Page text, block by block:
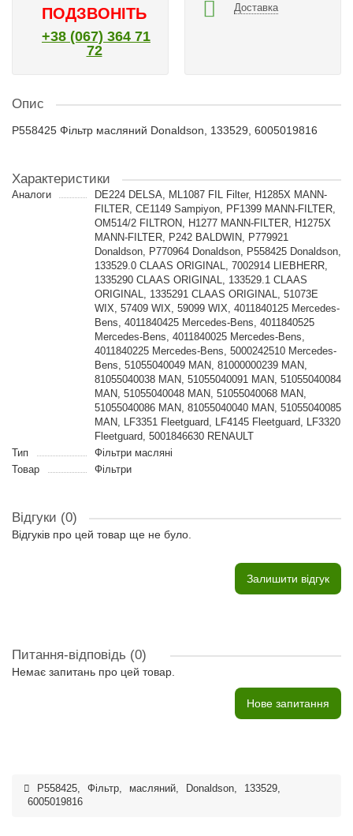
ПОДЗВОНІТЬ
+38 (067) 364 71
72
Доставка
Опис
P558425 Фільтр масляний Donaldson, 133529, 6005019816
Характеристики
Аналоги
DE224 DELSA, ML1087 FIL Filter, H1285X MANN-
FILTER, CE1149 Sampiyon, PF1399 MANN-FILTER,
OM514/2 FILTRON, H1277 MANN-FILTER, H1275X
MANN-FILTER, P242 BALDWIN, P779921
Donaldson, P770964 Donaldson, P558425 Donaldson,
133529.0 CLAAS ORIGINAL, 7002914 LIEBHERR,
1335290 CLAAS ORIGINAL, 133529.1 CLAAS
ORIGINAL, 1335291 CLAAS ORIGINAL, 51073E
WIX, 57409 WIX, 59099 WIX, 4011840125 Mercedes-
Bens, 4011840425 Mercedes-Bens, 4011840525
Mercedes-Bens, 4011840025 Mercedes-Bens,
4011840225 Mercedes-Bens, 5000242510 Mercedes-
Bens, 51055040049 MAN, 81000000239 MAN,
81055040038 MAN, 51055040091 MAN, 51055040084
MAN, 51055040048 MAN, 51055040068 MAN,
51055040086 MAN, 81055040040 MAN, 51055040085
MAN, LF3351 Fleetguard, LF4145 Fleetguard, LF3320
Fleetguard, 5001846630 RENAULT
Тип
Фільтри масляні
Товар
Фільтри
Відгуки (0)
Відгуків про цей товар ще не було.
Залишити відгук
Питання-відповідь (0)
Немає запитань про цей товар.
Нове запитання
P558425, Фільтр, масляний, Donaldson, 133529,
6005019816